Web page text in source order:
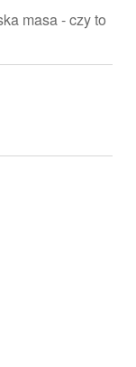
masa - czy to